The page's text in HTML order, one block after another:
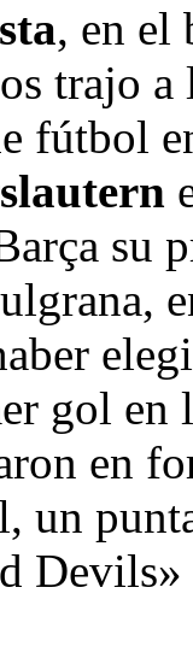
, en el
trajo
fútbol
su
gol en
en
un